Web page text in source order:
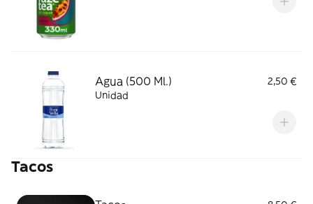
Agua (500 Ml.)
2,50 €
Unidad
Tacos